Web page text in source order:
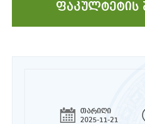
ფაკულტეტის
თარიღი
2025-11-21